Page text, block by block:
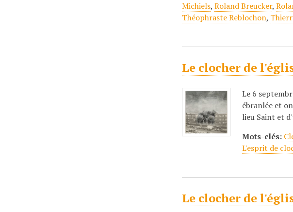
Michiels,Roland Breucker,
Théophraste Reblochon,
Le clocher de
Le 6
ébranlée et
lieu Saint et
Mots-clés:
L'esprit de
Le clocher de